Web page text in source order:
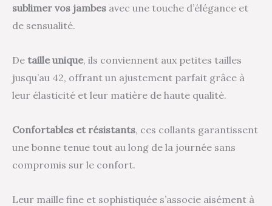
sublimer vos jambes avec une touche d’élégance et
de sensualité.
De taille unique, ils conviennent aux petites tailles
jusqu’au 42, offrant un ajustement parfait grâce à
leur élasticité et leur matière de haute qualité.
Confortables et résistants, ces collants garantissent
une bonne tenue tout au long de la journée sans
compromis sur le confort.
Leur maille fine et sophistiquée s’associe aisément à